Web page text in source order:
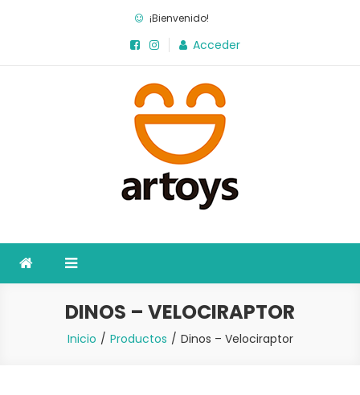
¡Bienvenido!
Acceder
DINOS – VELOCIRAPTOR
Inicio Productos Dinos – Velociraptor